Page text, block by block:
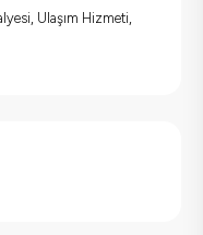
Ulaşım Hizmeti,